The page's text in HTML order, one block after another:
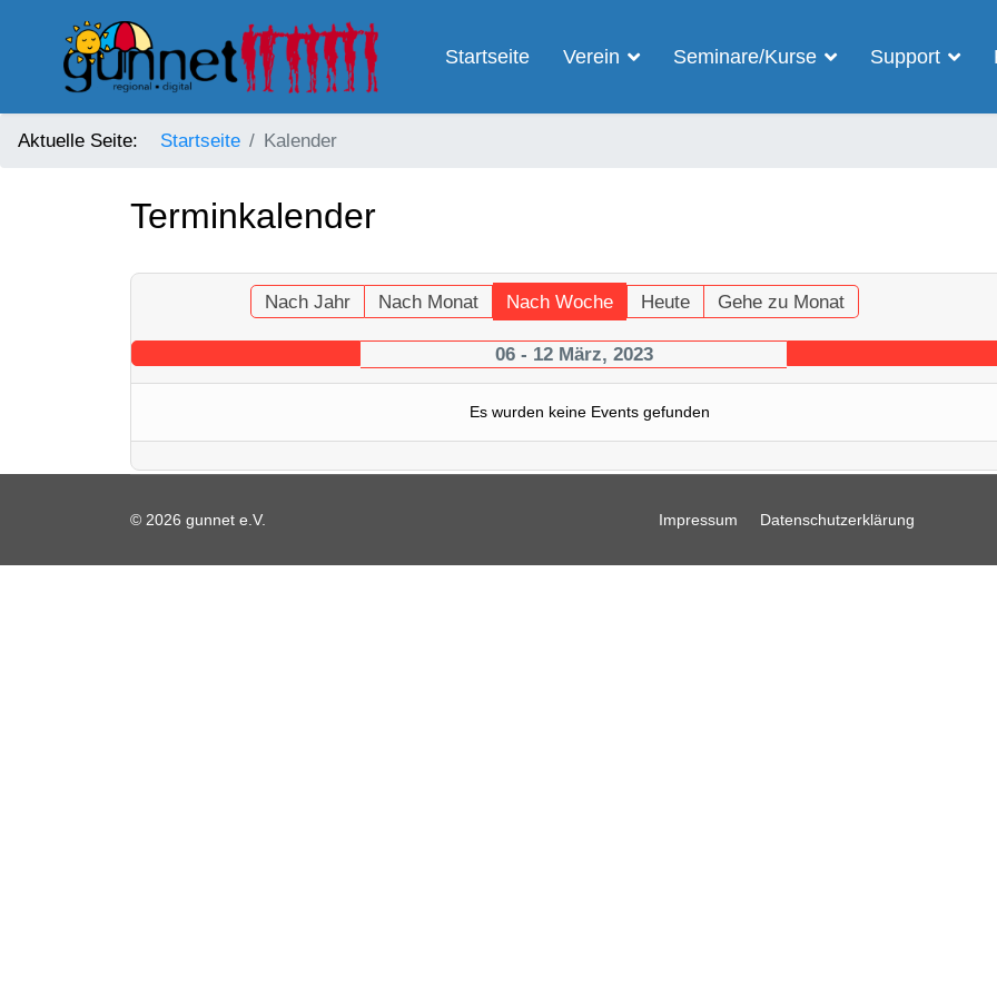
Startseite Verein Seminare/Kurse Support
Aktuelle Seite: Startseite Kalender
Terminkalender
Nach Jahr Nach Monat Nach Woche Heute Gehe zu Monat
06 - 12 März, 2023
Es wurden keine Events gefunden
© 2026 gunnet e.V. Impressum Datenschutzerklärung